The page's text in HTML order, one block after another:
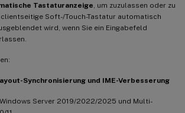
Tastaturanzeige , um zuzulassen oder zu
Soft-/Touch-Tastatur automatisch
wird, wenn Sie ein Eingabefeld
Synchronisierung und IME-Verbesserung
Server 2019/2022/2025 und Multi-